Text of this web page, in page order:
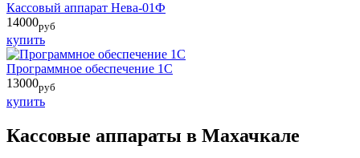
Кассовый аппарат Нева-01Ф
14000руб
купить
Программное обеспечение 1С
13000руб
купить
Кассовые аппараты в Махачкале